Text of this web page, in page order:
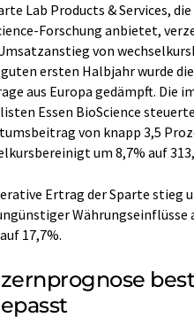
Lab Products & Services,
Forschung anbietet,
von
ersten Halbjahr wurde
aus Europa gedämpft. Die
Essen BioScience
von knapp 3,5
um 8,7% auf
Ertrag der Sparte stieg
Währungseinflüsse
17,7%.